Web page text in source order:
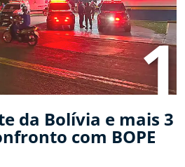
1
da Bolívia e mais 3
com BOPE